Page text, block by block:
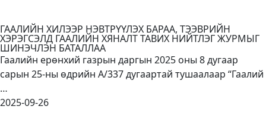
ГААЛИЙН ХИЛЭЭР НЭВТРҮҮЛЭХ БАРАА, ТЭЭВРИЙН
ХЭРЭГСЭЛД ГААЛИЙН ХЯНАЛТ ТАВИХ НИЙТЛЭГ ЖУРМЫГ
ШИНЭЧЛЭН БАТАЛЛАА
Гаалийн ерөнхий газрын даргын 2025 оны 8 дугаар
сарын 25-ны өдрийн А/337 дугаартай тушаалаар “Гаалий
…
2025-09-26